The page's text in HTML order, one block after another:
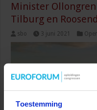
Toestemming
Minister
Tilburg en
sbo 3 juni 2021